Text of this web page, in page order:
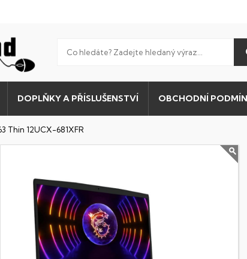
DOPLŇKY A PŘÍSLUŠENSTVÍ OBCHODNÍ
Thin 12UCX-681XFR